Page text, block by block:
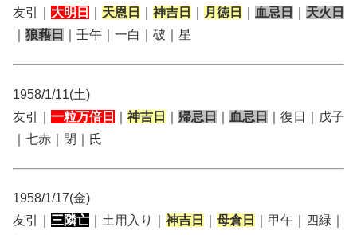
友引｜ 大明日 天恩日 神吉日 月徳日 血忌日
天火日
狼藉日 ｜壬午｜一白｜破｜星
1958/1/11(土)
友引｜ 一粒万倍日 神吉日 帰忌日 血忌日
｜復日｜戊子
｜七赤｜閉｜氏
1958/1/17(金)
友引｜ 三隣亡 ｜土用入り｜ 神吉日 母倉日
｜甲午｜四緑｜